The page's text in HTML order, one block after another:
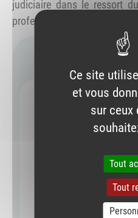
judiciaire dans le ressort
professionnelle du
Ce site
et vous
sur ceux
Tout
Tout